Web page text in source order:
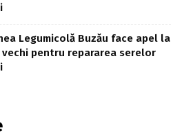
Legumicolă Buzău face apel la
pentru repararea serelor